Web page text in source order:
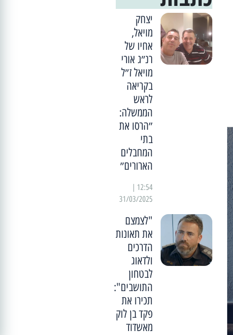
יצחק
מויאל,
אחיו של
רנ״ג אורי
מויאל ז״ל
בקריאה
לראש
הממשלה:
״הרסו את
בתי
המחבלים
הארורים״
31/03/2025
"לצמצם
את תאונות
הדרכים
ולדאוג
לבטחון
התושבים":
תכירו את
פקד בן לוק
מאשדוד